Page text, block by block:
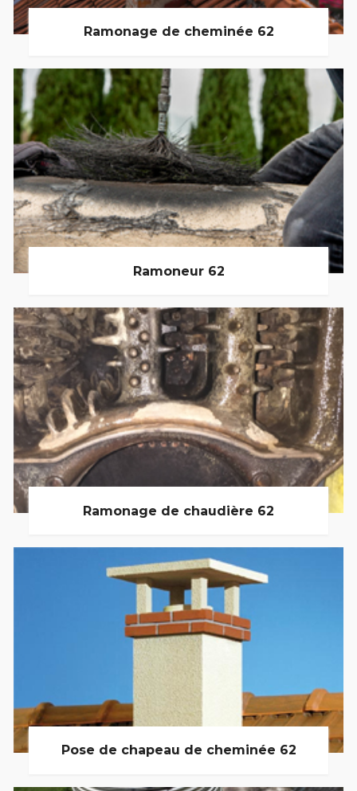
Ramonage de cheminée 62
Ramoneur 62
Ramonage de chaudière 62
Pose de chapeau de cheminée 62